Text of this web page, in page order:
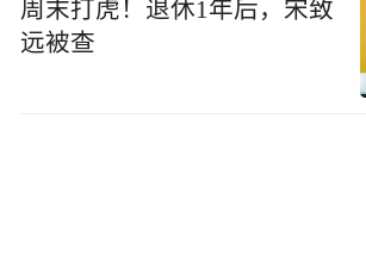
周末打虎！退休1年后，宋致
远被查